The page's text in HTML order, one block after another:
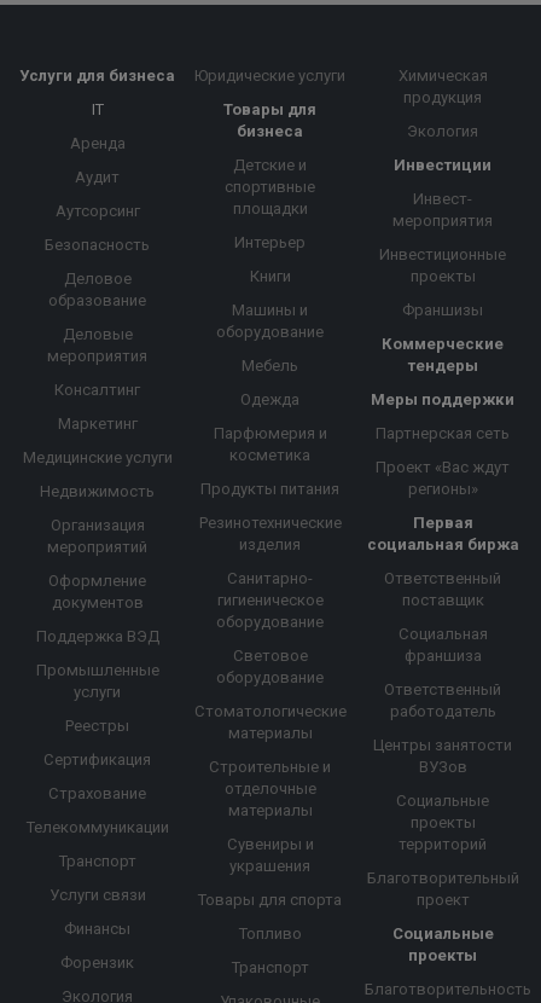
Услуги для бизнеса
IT
Аренда
Аудит
Аутсорсинг
Безопасность
Деловое
образование
Деловые
мероприятия
Консалтинг
Маркетинг
Медицинские услуги
Недвижимость
Организация
мероприятий
Оформление
документов
Поддержка ВЭД
Промышленные
услуги
Реестры
Сертификация
Страхование
Телекоммуникации
Транспорт
Услуги связи
Финансы
Форензик
Экология
Юридические услуги
Товары для
бизнеса
Детские и
спортивные
площадки
Интерьер
Книги
Машины и
оборудование
Мебель
Одежда
Парфюмерия и
косметика
Продукты питания
Резинотехнические
изделия
Санитарно-
гигиеническое
оборудование
Световое
оборудование
Стоматологические
материалы
Строительные и
отделочные
материалы
Сувениры и
украшения
Товары для спорта
Топливо
Транспорт
Химическая
продукция
Экология
Инвестиции
Инвест-
мероприятия
Инвестиционные
проекты
Франшизы
Коммерческие
тендеры
Меры поддержки
Партнерская сеть
Проект «Вас ждут
регионы»
Первая
социальная биржа
Ответственный
поставщик
Социальная
франшиза
Ответственный
работодатель
Центры занятости
ВУЗов
Социальные
проекты
территорий
Благотворительный
проект
Социальные
проекты
Благотворительность